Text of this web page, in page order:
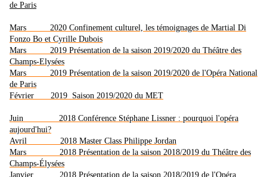
de Paris
Mars 2020 Confinement culturel, les témoignages de Martial Di
Fonzo Bo et Cyrille Dubois
Mars 2019 Présentation de la saison 2019/2020 du Théâtre des
Champs-Elysées
Mars 2019 Présentation de la saison 2019/2020 de l'Opéra National
de Paris
Février 2019 Saison 2019/2020 du MET
Juin 2018 Conférence Stéphane Lissner : pourquoi l'opéra
aujourd'hui?
Avril 2018 Master Class Philippe Jordan
Mars 2018 Présentation de la saison 2018/2019 du Théâtre des
Champs-Élysées
Janvier 2018 Présentation de la saison 2018/2019 de l'Opéra